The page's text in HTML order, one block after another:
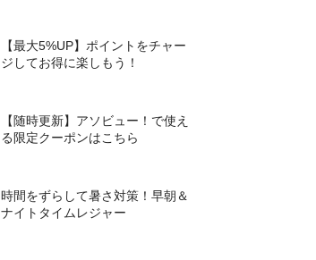
【最大5%UP】ポイントをチャー
ジしてお得に楽しもう！
【随時更新】アソビュー！で使え
る限定クーポンはこちら
時間をずらして暑さ対策！早朝＆
ナイトタイムレジャー